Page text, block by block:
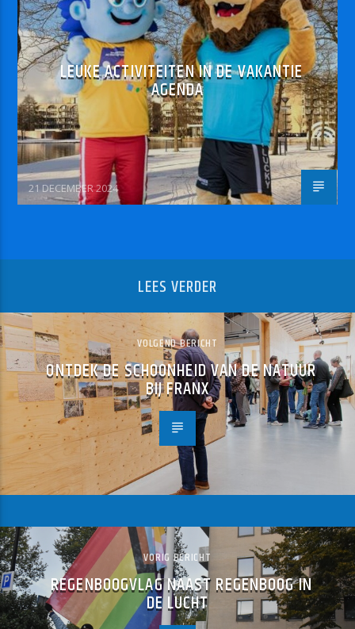
LEUKE ACTIVITEITEN IN DE VAKANTIE
AGENDA
21 DECEMBER 2024
LEES VERDER
VOLGEND BERICHT
ONTDEK DE SCHOONHEID VAN DE NATUUR
BIJ FRANX
VORIG BERICHT
REGENBOOGVLAG NAAST REGENBOOG IN
DE LUCHT